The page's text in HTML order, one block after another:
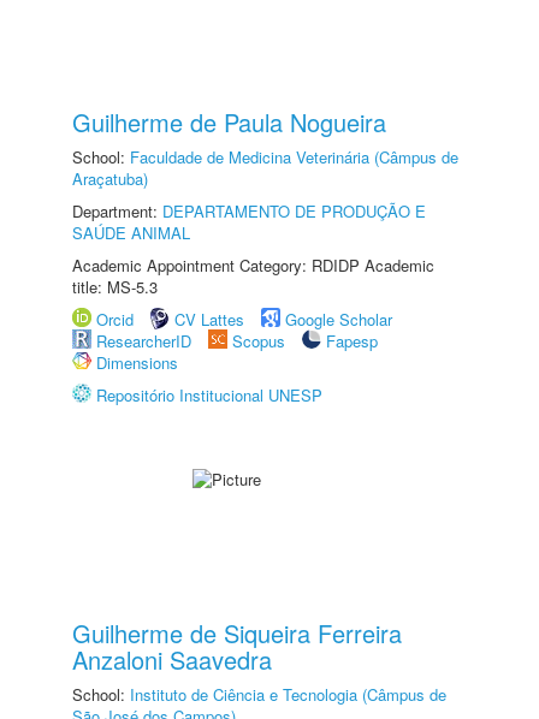
Guilherme de Paula Nogueira
School: Faculdade de Medicina Veterinária (Câmpus de
Araçatuba)
Department: DEPARTAMENTO DE PRODUÇÃO E
SAÚDE ANIMAL
Academic Appointment Category: RDIDP Academic
title: MS-5.3
Orcid
CV Lattes
Google Scholar
ResearcherID
Scopus
Fapesp
Dimensions
Repositório Institucional UNESP
Guilherme de Siqueira Ferreira
Anzaloni Saavedra
School: Instituto de Ciência e Tecnologia (Câmpus de